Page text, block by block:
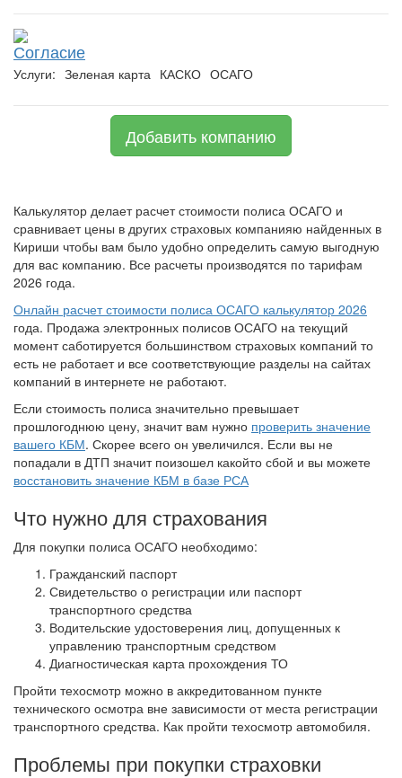
Согласие
Услуги: Зеленая карта КАСКО ОСАГО
Добавить компанию
Калькулятор делает расчет стоимости полиса ОСАГО и
сравнивает цены в других страховых компанияю найденных в
Кириши чтобы вам было удобно определить самую выгодную
для вас компанию. Все расчеты производятся по тарифам
2026 года.
Онлайн расчет стоимости полиса ОСАГО калькулятор 2026
года. Продажа электронных полисов ОСАГО на текущий
момент саботируется большинством страховых компаний то
есть не работает и все соответствующие разделы на сайтах
компаний в интернете не работают.
Если стоимость полиса значительно превышает
прошлогоднюю цену, значит вам нужно проверить значение
вашего КБМ. Скорее всего он увеличился. Если вы не
попадали в ДТП значит поизошел какойто сбой и вы можете
восстановить значение КБМ в базе РСА
Что нужно для страхования
Для покупки полиса ОСАГО необходимо:
Гражданский паспорт
Свидетельство о регистрации или паспорт
транспортного средства
Водительские удостоверения лиц, допущенных к
управлению транспортным средством
Диагностическая карта прохождения ТО
Пройти техосмотр можно в аккредитованном пункте
технического осмотра вне зависимости от места регистрации
транспортного средства. Как пройти техосмотр автомобиля.
Проблемы при покупки страховки